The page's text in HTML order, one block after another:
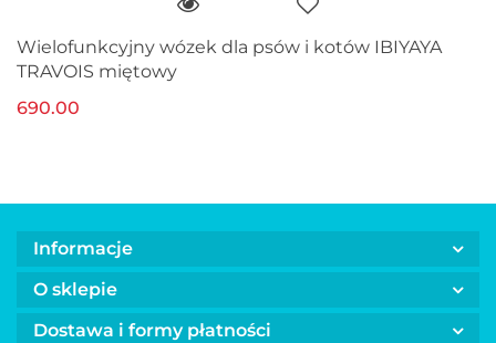
Wielofunkcyjny wózek dla psów i kotów IBIYAYA
TRAVOIS miętowy
690.00
Informacje
O sklepie
Dostawa i formy płatności